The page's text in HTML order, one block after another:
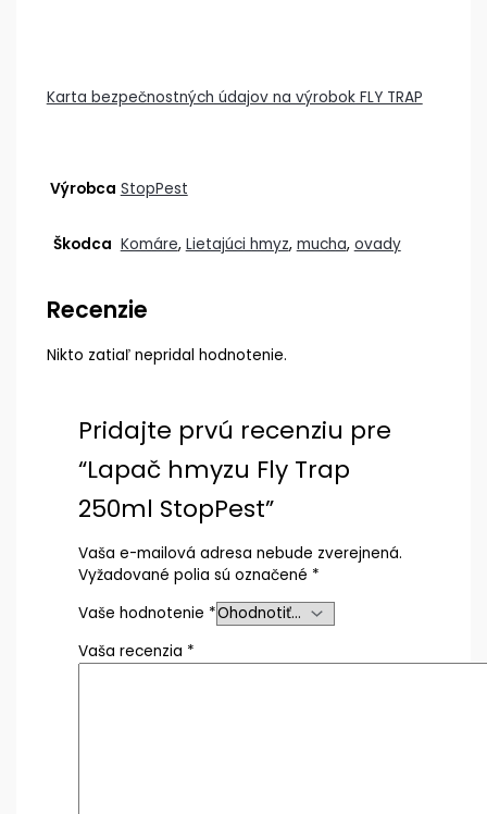
Karta bezpečnostných údajov na výrobok FLY TRAP
Výrobca StopPest
Škodca Komáre, Lietajúci hmyz, mucha, ovady
Recenzie
Nikto zatiaľ nepridal hodnotenie.
Pridajte prvú recenziu pre
“Lapač hmyzu Fly Trap
250ml StopPest”
Vaša e-mailová adresa nebude zverejnená.
Vyžadované polia sú označené *
Vaše hodnotenie *
Vaša recenzia *